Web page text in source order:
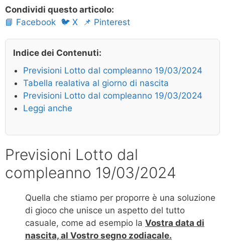
Condividi questo articolo:
📘 Facebook 🐦 X 📌 Pinterest
Indice dei Contenuti:
Previsioni Lotto dal compleanno 19/03/2024
Tabella realativa al giorno di nascita
Previsioni Lotto dal compleanno 19/03/2024
Leggi anche
Previsioni Lotto dal
compleanno 19/03/2024
Quella che stiamo per proporre è una soluzione
di gioco che unisce un aspetto del tutto
casuale, come ad esempio la Vostra data di
nascita, al Vostro segno zodiacale.